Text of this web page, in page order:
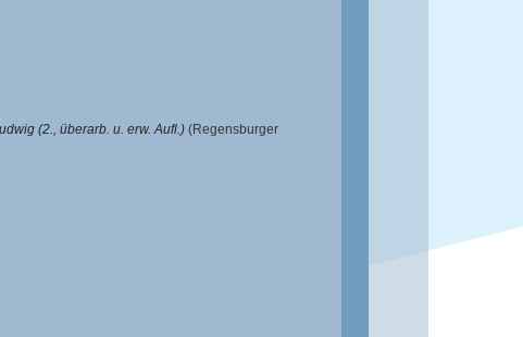
(2., überarb. u. erw. Aufl.) (Regensburger